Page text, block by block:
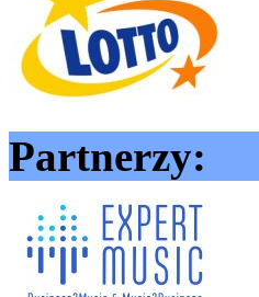
Partnerzy: